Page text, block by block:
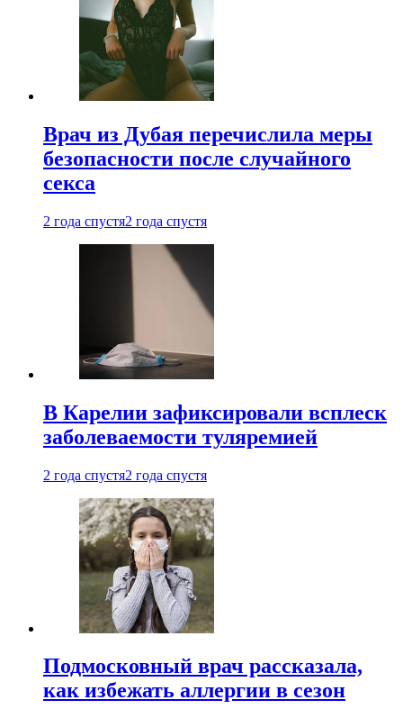
Врач из Дубая перечислила меры
безопасности после случайного
секса
2 года спустя2 года спустя
В Карелии зафиксировали всплеск
заболеваемости туляремией
2 года спустя2 года спустя
Подмосковный врач рассказала,
как избежать аллергии в сезон